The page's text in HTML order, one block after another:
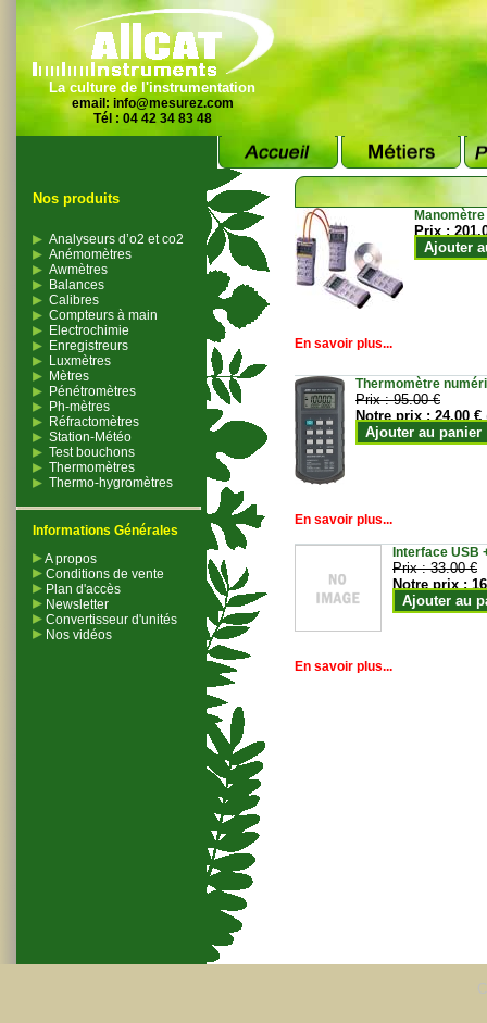
La culture de l'instrumentation
email: info@mesurez.com
Tél : 04 42 34 83 48
Nos produits
Analyseurs d’o2 et co2
Anémomètres
Awmètres
Balances
Calibres
Compteurs à main
Electrochimie
Enregistreurs
Luxmètres
Mètres
Pénétromètres
Ph-mètres
Réfractomètres
Station-Météo
Test bouchons
Thermomètres
Thermo-hygromètres
Informations Générales
A propos
Conditions de vente
Plan d'accès
Newsletter
Convertisseur d'unités
Nos vidéos
Prix :
Ajouter
En savoir plus...
Thermomètre
Prix :95.00 €
Notre prix :24.00 €
Ajouter au panier
En savoir plus...
Interface USB
Prix :33.00 €
Notre prix :
Ajouter au
En savoir plus...